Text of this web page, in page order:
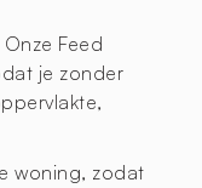
Feed
je zonder
woning, zodat